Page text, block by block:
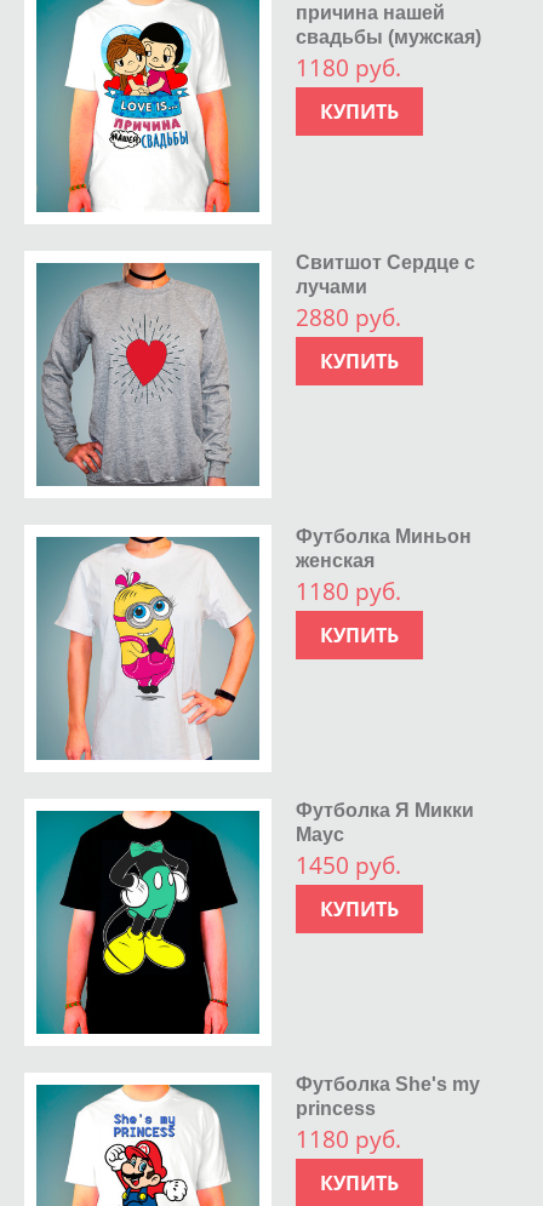
причина нашей
свадьбы (мужская)
1180 руб.
КУПИТЬ
Свитшот Сердце с
лучами
2880 руб.
КУПИТЬ
Футболка Миньон
женская
1180 руб.
КУПИТЬ
Футболка Я Микки
Маус
1450 руб.
КУПИТЬ
Футболка She's my
princess
1180 руб.
КУПИТЬ